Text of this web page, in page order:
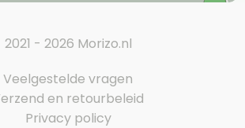
2021 - 2026 Morizo.nl
Veelgestelde vragen
en retourbeleid
Privacy policy